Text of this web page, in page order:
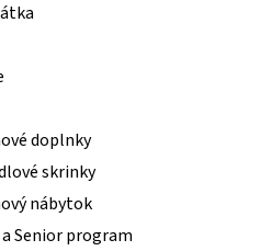
doplnky
skrinky
nábytok
Senior program